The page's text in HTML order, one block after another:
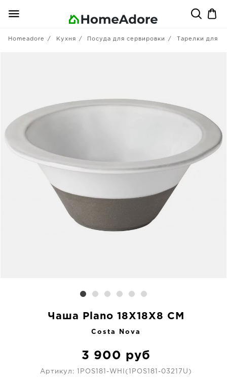
Homeadore Кухня Посуда для сервировки Тарелки для
Чаша Plano 18X18X8 CM
Costa Nova
3 900 руб
Артикул: 1POS181-WHI(1POS181-03217U)